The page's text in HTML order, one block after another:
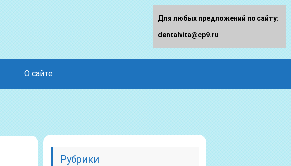
О сайте
Рубрики
Для любых предложений по сайту:
dentalvita@cp9.ru